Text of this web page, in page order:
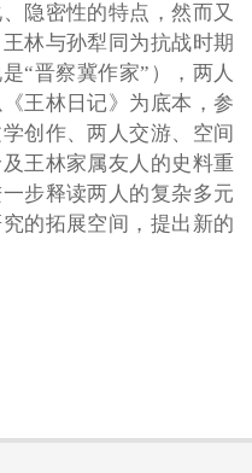
隐密性的特点，然而又
林与孙犁同为抗战时期
“晋察冀作家”），两人
王林日记》为底本，参
创作、两人交游、空间
王林家属友人的史料重
步释读两人的复杂多元
的拓展空间，提出新的